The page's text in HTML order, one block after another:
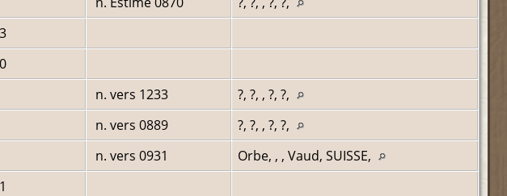
n. vers 1233
?, ?, , ?, ?,
n. vers 0889
?, ?, , ?, ?,
n. vers 0931
Orbe, , , Vaud, SUISSE,